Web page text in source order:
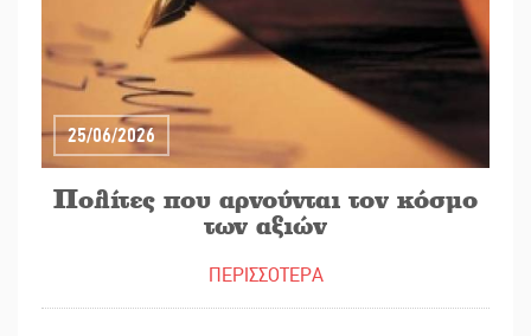
25/06/2026
Πολίτες που αρνούνται τον κόσμο
των αξιών
ΠΕΡΙΣΣΟΤΕΡΑ